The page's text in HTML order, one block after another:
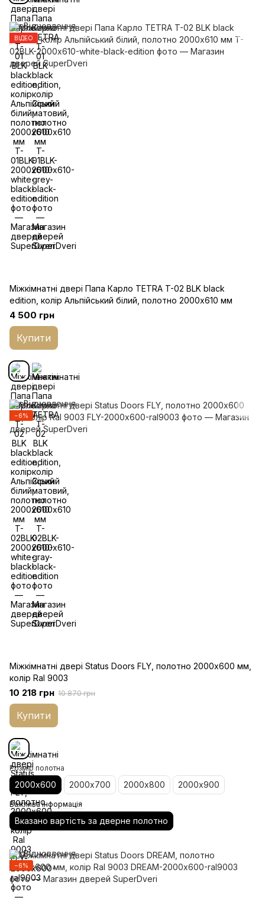
ВІДЕО
Міжкімнатні двері Папа Карло TETRA T-02 BLK black
edition, колір Альпійський білий, полотно 2000х610 мм
4 500 грн
Купити
−6%
Міжкімнатні двері Status Doors FLY, полотно 2000х600 мм,
колір Ral 9003
10 218 грн 10 870 грн
Купити
Розмір полотна
2000х600 2000х700 2000х800 2000х900
Важлива інформація
Вказано вартість за дверне полотно
−6%